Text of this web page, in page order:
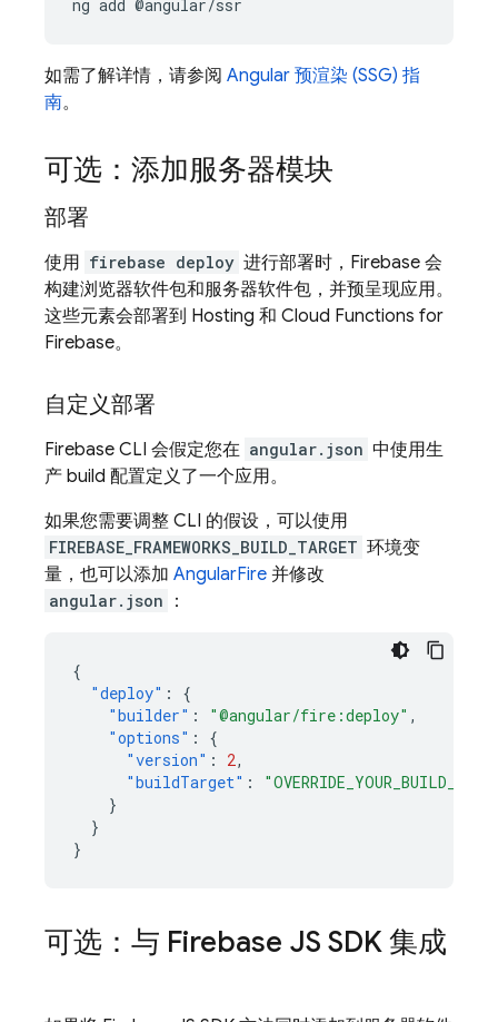
ng add
如需了解详情，请参阅 Angular 预渲染 (SSG) 指
南。
可选：添加服务器模块
部署
使用 firebase deploy 进行部署时，Firebase 会
构建浏览器软件包和服务器软件包，并预呈现应用。
这些元素会部署到 Hosting 和 Cloud Functions for
Firebase。
自定义部署
Firebase CLI 会假定您在 angular.json 中使用生
产 build 配置定义了一个应用。
如果您需要调整 CLI 的假设，可以使用
FIREBASE_FRAMEWORKS_BUILD_TARGET 环境变
量，也可以添加 AngularFire 并修改
angular.json ：
{
"deploy" :
{
"builder" : "@angular/fire:deploy" ,
"options" :
{
"version" : 2,
"buildTarget" :
}
}
}
可选：与 Firebase JS SDK 集成